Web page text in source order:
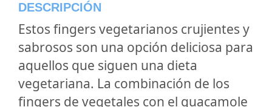
DESCRIPCIÓN
Estos fingers vegetarianos crujientes y
sabrosos son una opción deliciosa para
aquellos que siguen una dieta
vegetariana. La combinación de los
fingers de vegetales con el guacamole